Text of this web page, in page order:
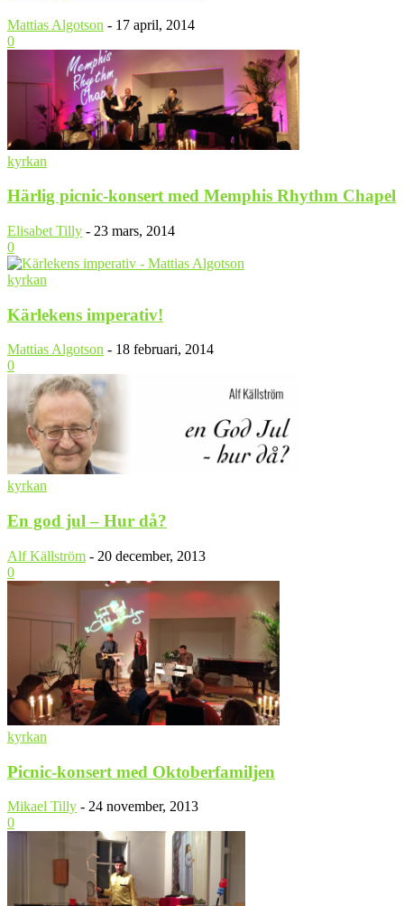
Mattias Algotson - 17 april, 2014
0
kyrkan
Härlig picnic-konsert med Memphis Rhythm Chapel
Elisabet Tilly - 23 mars, 2014
0
kyrkan
Kärlekens imperativ!
Mattias Algotson - 18 februari, 2014
0
kyrkan
En god jul – Hur då?
Alf Källström - 20 december, 2013
0
kyrkan
Picnic-konsert med Oktoberfamiljen
Mikael Tilly - 24 november, 2013
0